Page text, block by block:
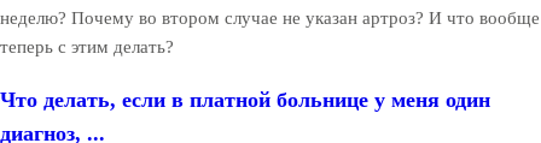
неделю? Почему во втором случае не указан артроз? И что вообще
теперь с этим делать?
Что делать, если в платной больнице у меня один
диагноз, ...